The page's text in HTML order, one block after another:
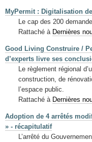
MyPermit : Digitalisation
Le cap des 200
Rattaché à Dernières
Good Living Construire /
d’experts livre ses
Le règlement régional
construction, de
l’espace public.
Rattaché à Dernières
Adoption de 4 arrêtés
» - récapitulatif
L’arrêté du